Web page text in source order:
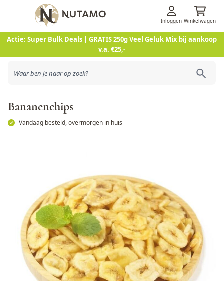
Actie: Super Bulk Deals | GRATIS 250g Veel Geluk Mix bij aankoop
v.a. €25,-
Ga naar de inhoud
Inloggen Winkelwagen
Bananenchips
Vandaag besteld, overmorgen in huis